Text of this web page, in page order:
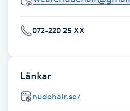
Gravidyoga
Gruppträning
Hatha Yoga
072-220 25 XX
Länkar
nudehair.se/